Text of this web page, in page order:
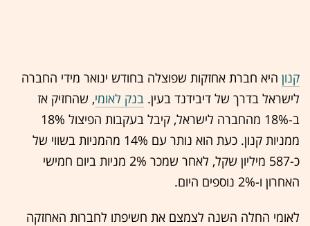
קנון היא חברת אחזקות שפוצלה בחודש ינואר מידי החברה
לישראל בדרך של דיבידנד בעין. בנק לאומי, שהחזיק אז
ב-18% מהחברה לישראל, קיבל בעקבות הפיצול 18%
ממניות קנון. כעת הוא נותר עם 14% מהמניות בשווי של
כ-587 מיליון שקל, לאחר שמכר 2% מניות ביום חמישי
האחרון ו-2% נוספים היום.
לאומי החלה השנה לצמצם את חשיפתו לחברות האחזקה